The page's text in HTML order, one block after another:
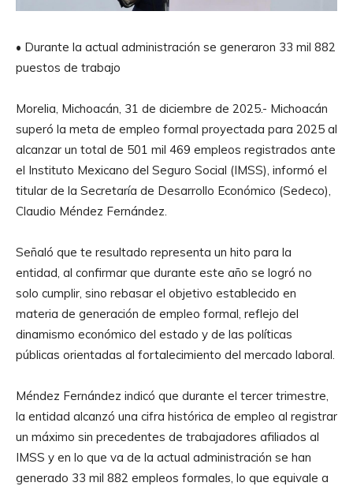
• Durante la actual administración se generaron 33 mil 882
puestos de trabajo
Morelia, Michoacán, 31 de diciembre de 2025.- Michoacán
superó la meta de empleo formal proyectada para 2025 al
alcanzar un total de 501 mil 469 empleos registrados ante
el Instituto Mexicano del Seguro Social (IMSS), informó el
titular de la Secretaría de Desarrollo Económico (Sedeco),
Claudio Méndez Fernández.
Señaló que te resultado representa un hito para la
entidad, al confirmar que durante este año se logró no
solo cumplir, sino rebasar el objetivo establecido en
materia de generación de empleo formal, reflejo del
dinamismo económico del estado y de las políticas
públicas orientadas al fortalecimiento del mercado laboral.
Méndez Fernández indicó que durante el tercer trimestre,
la entidad alcanzó una cifra histórica de empleo al registrar
un máximo sin precedentes de trabajadores afiliados al
IMSS y en lo que va de la actual administración se han
generado 33 mil 882 empleos formales, lo que equivale a